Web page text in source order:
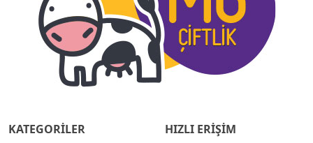
KATEGORİLER HIZLI ERİŞİM